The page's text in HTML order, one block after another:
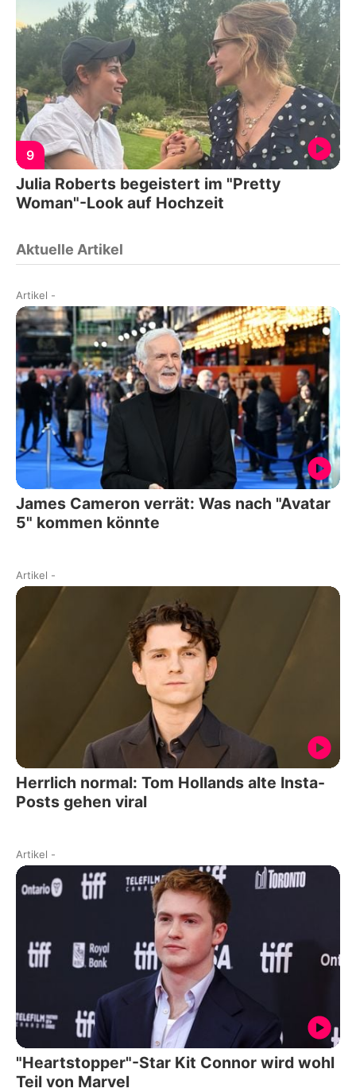
9
Julia Roberts begeistert im "Pretty
Woman"-Look auf Hochzeit
Aktuelle Artikel
Artikel -
James Cameron verrät: Was nach "Avatar
5" kommen könnte
Artikel -
Herrlich normal: Tom Hollands alte Insta-
Posts gehen viral
Artikel -
"Heartstopper"-Star Kit Connor wird wohl
Teil von Marvel